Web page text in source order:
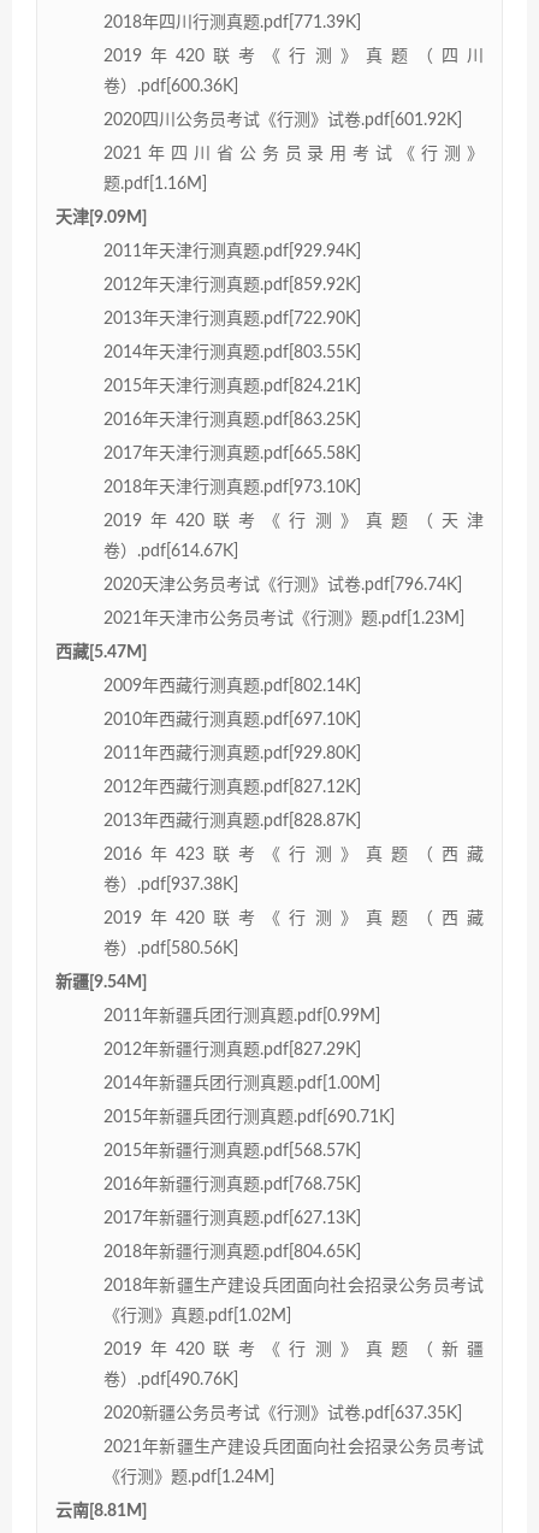
2018年四川行测真题.pdf[771.39K]
2019年420联考《行测》真题（四川
卷）.pdf[600.36K]
2020四川公务员考试《行测》试卷.pdf[601.92K]
2021年四川省公务员录用考试《行测》
题.pdf[1.16M]
天津[9.09M]
2011年天津行测真题.pdf[929.94K]
2012年天津行测真题.pdf[859.92K]
2013年天津行测真题.pdf[722.90K]
2014年天津行测真题.pdf[803.55K]
2015年天津行测真题.pdf[824.21K]
2016年天津行测真题.pdf[863.25K]
2017年天津行测真题.pdf[665.58K]
2018年天津行测真题.pdf[973.10K]
2019年420联考《行测》真题（天津
卷）.pdf[614.67K]
2020天津公务员考试《行测》试卷.pdf[796.74K]
2021年天津市公务员考试《行测》题.pdf[1.23M]
西藏[5.47M]
2009年西藏行测真题.pdf[802.14K]
2010年西藏行测真题.pdf[697.10K]
2011年西藏行测真题.pdf[929.80K]
2012年西藏行测真题.pdf[827.12K]
2013年西藏行测真题.pdf[828.87K]
2016年423联考《行测》真题（西藏
卷）.pdf[937.38K]
2019年420联考《行测》真题（西藏
卷）.pdf[580.56K]
新疆[9.54M]
2011年新疆兵团行测真题.pdf[0.99M]
2012年新疆行测真题.pdf[827.29K]
2014年新疆兵团行测真题.pdf[1.00M]
2015年新疆兵团行测真题.pdf[690.71K]
2015年新疆行测真题.pdf[568.57K]
2016年新疆行测真题.pdf[768.75K]
2017年新疆行测真题.pdf[627.13K]
2018年新疆行测真题.pdf[804.65K]
2018年新疆生产建设兵团面向社会招录公务员考试
《行测》真题.pdf[1.02M]
2019年420联考《行测》真题（新疆
卷）.pdf[490.76K]
2020新疆公务员考试《行测》试卷.pdf[637.35K]
2021年新疆生产建设兵团面向社会招录公务员考试
《行测》题.pdf[1.24M]
云南[8.81M]